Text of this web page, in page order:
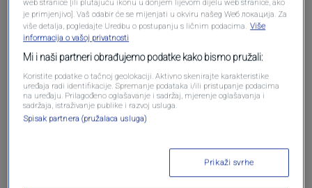
je primjenjivo]. Vaš odabir će se mijenjati u okviru našeg Wеб локација. Za
više detalja, pogledajte Uredbu o postupanju s ličnim podacima. Više
informacija o vašoj privatnosti
Mi i naši partneri obrađujemo podatke kako bismo pružali:
Koristite podatke o tačnoj geolokaciji. Aktivno skenirajte karakteristike
uređaja radi identifikacije. Spremanje podataka i/ili pristupanje podacima
na uređaju. Prilagođeno oglašavanje i sadržaj, mjerenje oglašavanja i
sadržaja, istraživanje publike i razvoj usluga.
Spisak partnera (pružalaca usluga)
Prikaži svrhe